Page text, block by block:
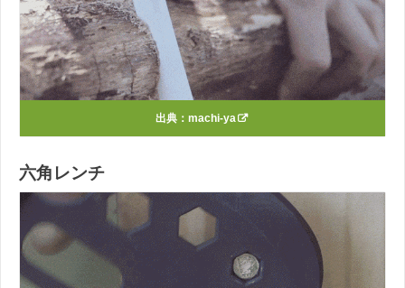
出典： machi-ya
六角レンチ